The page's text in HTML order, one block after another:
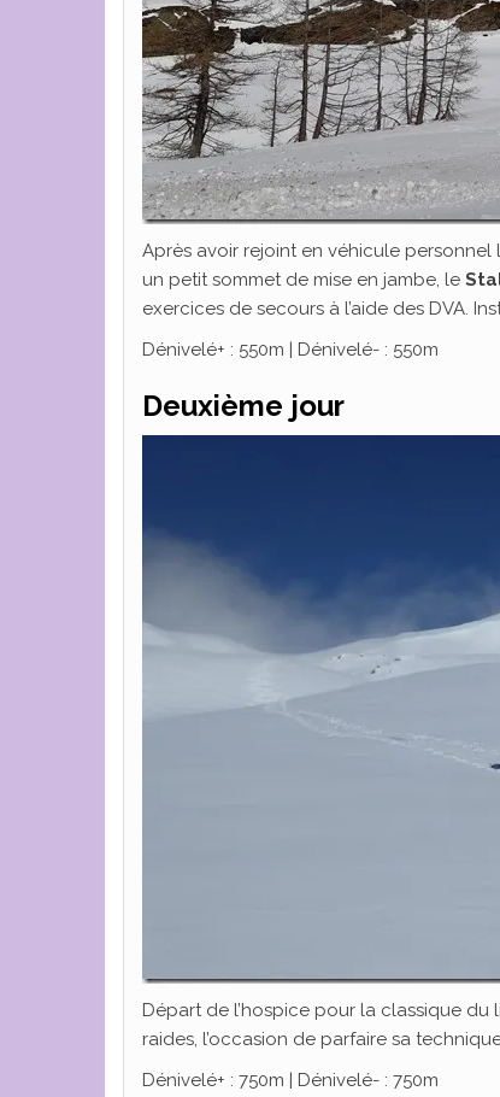
Après avoir rejoint en véhicule
un petit sommet de mise en jambe, le
exercices de secours à l’aide des DVA.
Dénivelé+ : 550m | Dénivelé- : 550m
Deuxième jour
Départ de l’hospice pour la classique du
raides, l’occasion de parfaire sa
Dénivelé+ : 750m | Dénivelé- : 750m